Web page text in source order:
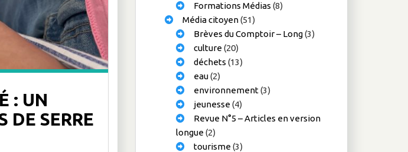
: UN
DE SERRE
Formations Médias (8)
Média citoyen(51)
Brèves du Comptoir – Long(3)
culture(20)
déchets (13)
eau(2)
environnement(3)
jeunesse(4)
Revue N°5 – Articles en version
longue(2)
tourisme(3)